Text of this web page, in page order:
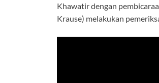
Khawatir dengan
Krause) melakukan